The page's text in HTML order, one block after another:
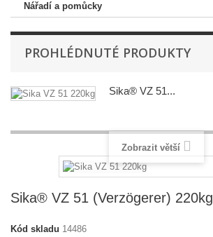
Nářadí a pomůcky
PROHLÉDNUTÉ PRODUKTY
Sika® VZ 51...
Zobrazit větší
Sika® VZ 51 (Verzögerer) 220kg
Kód skladu 14486